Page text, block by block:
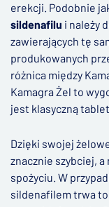
erekcji. Podobnie
sildenafilu i należy
zawierających tę
produkowanych
różnica między
Kamagra Żel to
jest klasyczną
Dzięki swojej
znacznie szybciej,
spożyciu. W
sildenafilem trwa to